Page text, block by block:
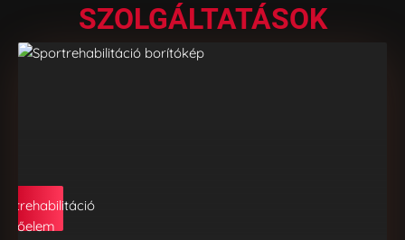
SZOLGÁLTATÁSOK